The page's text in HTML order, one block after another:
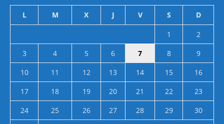
L M X J V S D
1
2
3
4 5 6 7 8
9
10
11 12 13 14 15
16
17
18 19 20 21 22
23
24
25 26 27 28 29
30